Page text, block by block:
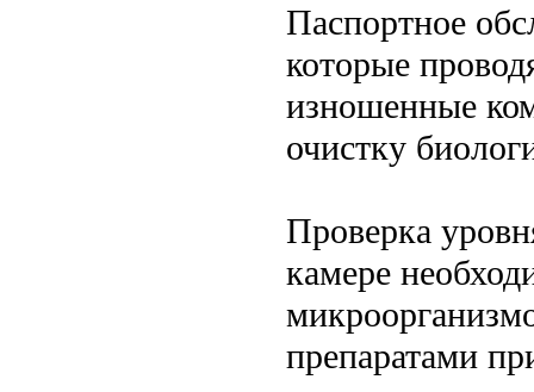
Паспортное
которые
изношенные
очистку
Проверка
камере
препаратами